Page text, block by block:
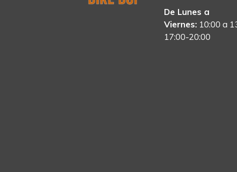
De Lunes a
Viernes: 10:00 a
17:00-20:00